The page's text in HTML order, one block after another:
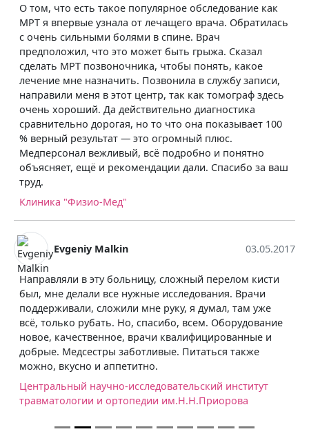
О том, что есть такое популярное обследование как
МРТ я впервые узнала от лечащего врача. Обратилась
с очень сильными болями в спине. Врач
предположил, что это может быть грыжа. Сказал
сделать МРТ позвоночника, чтобы понять, какое
лечение мне назначить. Позвонила в службу записи,
направили меня в этот центр, так как томограф здесь
очень хороший. Да действительно диагностика
сравнительно дорогая, но то что она показывает 100
% верный результат — это огромный плюс.
Медперсонал вежливый, всё подробно и понятно
объясняет, ещё и рекомендации дали. Спасибо за ваш
труд.
Клиника "Физио-Мед"
Evgeniy Malkin 03.05.2017
Направляли в эту больницу, сложный перелом кисти
был, мне делали все нужные исследования. Врачи
поддерживали, сложили мне руку, я думал, там уже
всё, только рубать. Но, спасибо, всем. Оборудование
новое, качественное, врачи квалифицированные и
добрые. Медсестры заботливые. Питаться также
можно, вкусно и аппетитно.
Центральный научно-исследовательский институт
травматологии и ортопедии им.Н.Н.Приорова